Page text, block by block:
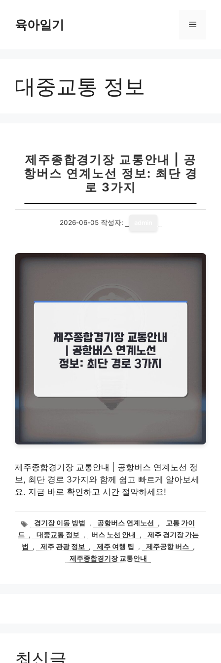
육아일기 메
대중교통 정보
제주종합경기장 교통안내 | 공
항버스 연계노선 정보: 최단 경
로 3가지
2026-06-05 작성자:
제주종합경기장 교통안내 | 공항버스 연계노선 정
보, 최단 경로 3가지와 함께 쉽고 빠르게 알아보세
요. 지금 바로 확인하고 시간 절약하세요!
태
그
경기장 이동 방법 , 공항버스 연계노선 ,
교통 가이
드 , 대중교통 정보 , 버스 노선 안내 ,
제주 경기장 가는
법
, 제주 관광 정보 , 제주 여행 팁 , 제주공항 버스 ,
제주종합경기장 교통안내
최신글